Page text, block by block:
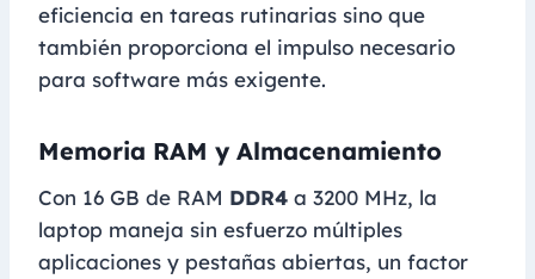
eficiencia en tareas rutinarias sino que
también proporciona el impulso necesario
para software más exigente.
Memoria RAM y Almacenamiento
Con 16 GB de RAM DDR4 a 3200 MHz, la
laptop maneja sin esfuerzo múltiples
aplicaciones y pestañas abiertas, un factor